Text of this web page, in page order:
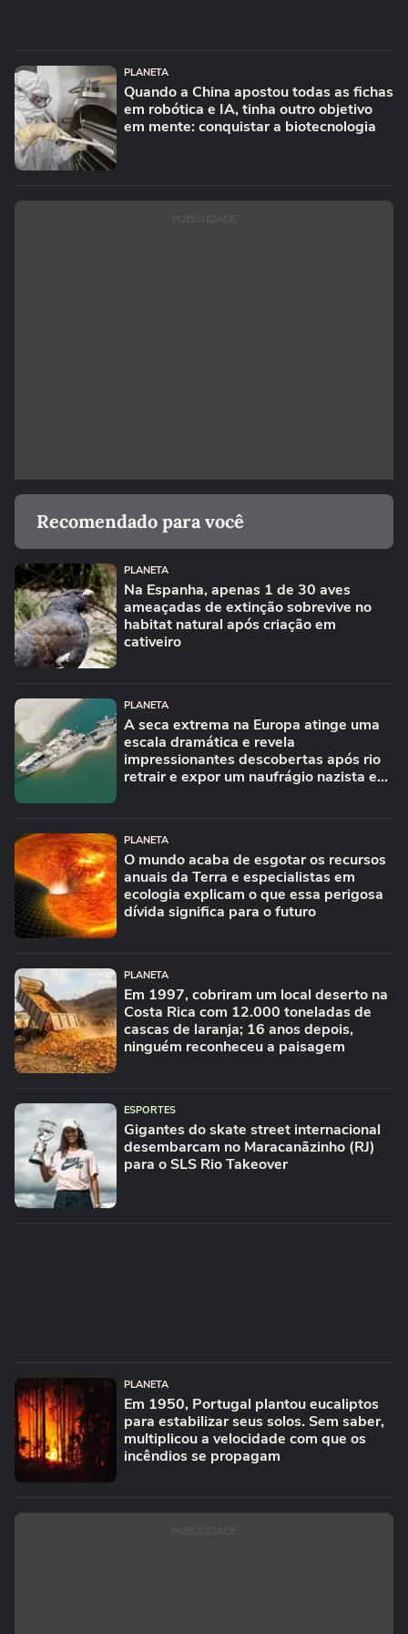
PLANETA
Quando a China apostou todas as fichas
em robótica e IA, tinha outro objetivo
em mente: conquistar a biotecnologia
PUBLICIDADE
Recomendado para você
PLANETA
Na Espanha, apenas 1 de 30 aves
ameaçadas de extinção sobrevive no
habitat natural após criação em
cativeiro
PLANETA
A seca extrema na Europa atinge uma
escala dramática e revela
impressionantes descobertas após rio
retrair e expor um naufrágio nazista e
PLANETA
O mundo acaba de esgotar os recursos
anuais da Terra e especialistas em
ecologia explicam o que essa perigosa
dívida significa para o futuro
PLANETA
Em 1997, cobriram um local deserto na
Costa Rica com 12.000 toneladas de
cascas de laranja; 16 anos depois,
ninguém reconheceu a paisagem
ESPORTES
Gigantes do skate street internacional
desembarcam no Maracanãzinho (RJ)
para o SLS Rio Takeover
PLANETA
Em 1950, Portugal plantou eucaliptos
para estabilizar seus solos. Sem saber,
multiplicou a velocidade com que os
incêndios se propagam
PUBLICIDADE